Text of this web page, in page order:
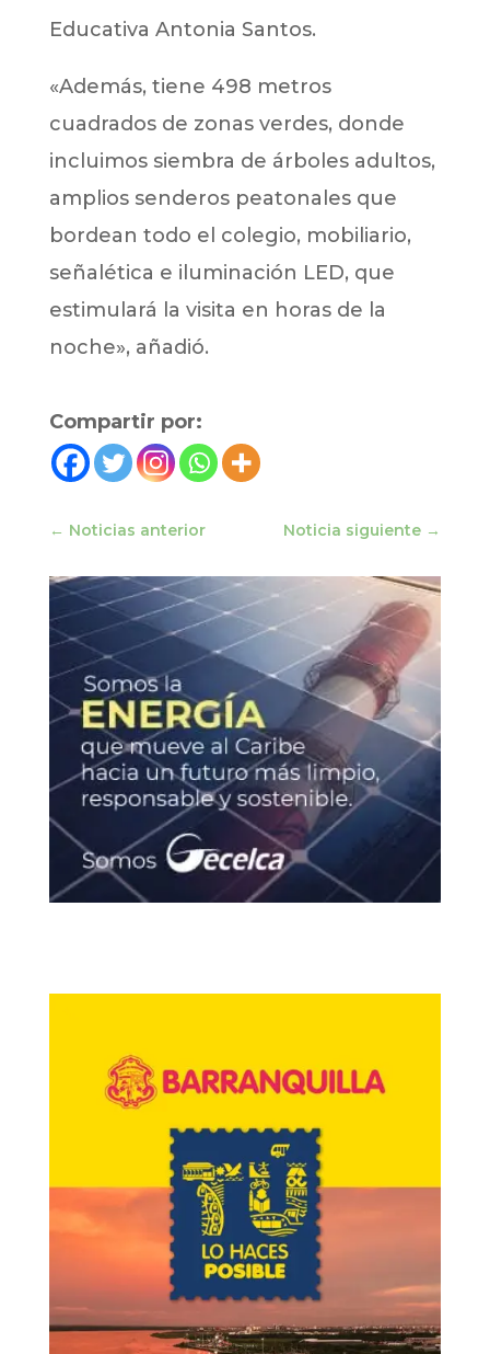
Educativa Antonia Santos.
«Además, tiene 498 metros
cuadrados de zonas verdes, donde
incluimos siembra de árboles adultos,
amplios senderos peatonales que
bordean todo el colegio, mobiliario,
señalética e iluminación LED, que
estimulará la visita en horas de la
noche», añadió.
Compartir por:
← Noticias anterior Noticia siguiente →